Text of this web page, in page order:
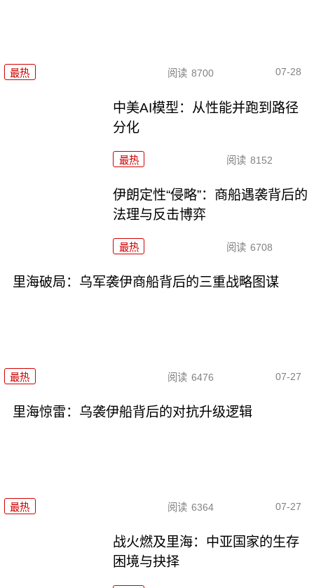
最热 阅读 8700 07-28
中美AI模型：从性能并跑到路径
分化
最热 阅读 8152
伊朗定性“侵略”：商船遇袭背后的
法理与反击博弈
最热 阅读 6708
里海破局：乌军袭伊商船背后的三重战略图谋
最热 阅读 6476 07-27
里海惊雷：乌袭伊船背后的对抗升级逻辑
最热 阅读 6364 07-27
战火燃及里海：中亚国家的生存
困境与抉择